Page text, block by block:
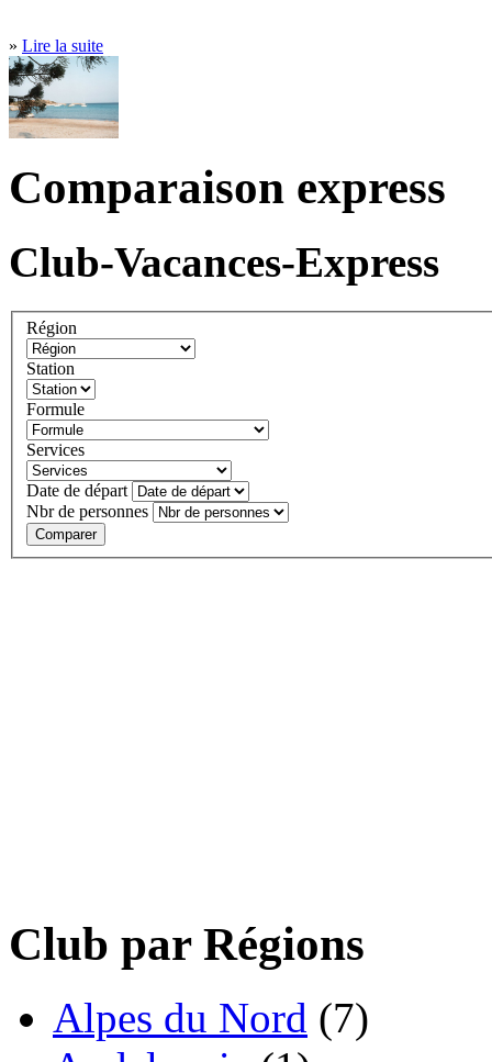
» Lire la suite
Comparaison express
Club-Vacances-Express
Région
Station
Formule
Services
Date de départ
Nbr de personnes
Comparer
Club par Régions
Alpes du Nord (7)